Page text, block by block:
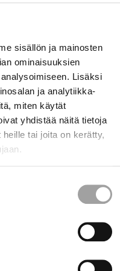
sisällön ja mainosten
ominaisuuksien
Lisäksi
ja analytiikka-
miten käytät
yhdistää näitä tietoja
tai joita on kerätty,
reilun prosentin